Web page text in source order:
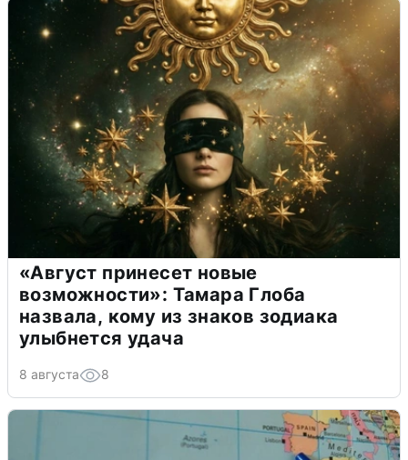
«Август принесет новые
возможности»: Тамара Глоба
назвала, кому из знаков зодиака
улыбнется удача
8 августа 8